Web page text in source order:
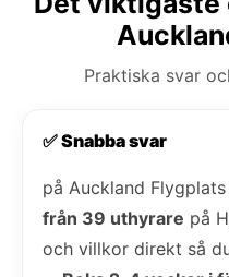
Praktiska svar
✅ Snabba svar
på Auckland
från 39 uthyrare på
och villkor direkt så